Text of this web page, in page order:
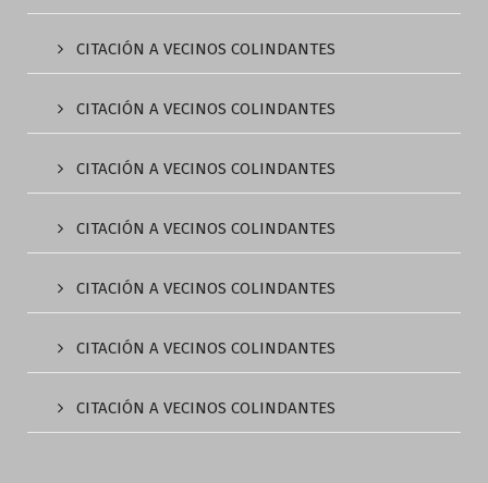
CITACIÓN A VECINOS COLINDANTES
CITACIÓN A VECINOS COLINDANTES
CITACIÓN A VECINOS COLINDANTES
CITACIÓN A VECINOS COLINDANTES
CITACIÓN A VECINOS COLINDANTES
CITACIÓN A VECINOS COLINDANTES
CITACIÓN A VECINOS COLINDANTES